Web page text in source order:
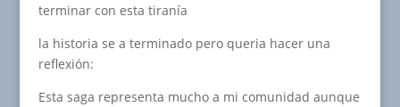
terminar con esta tiranía
la historia se a terminado pero queria hacer una
reflexión:
Esta saga representa mucho a mi comunidad aunque